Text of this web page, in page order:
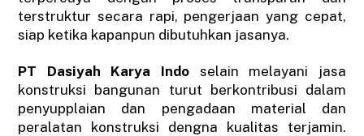
terstruktur secara rapi, pengerjaan yang cepat,
siap ketika kapanpun dibutuhkan jasanya.
PT Dasiyah Karya Indo selain melayani jasa
konstruksi bangunan turut berkontribusi dalam
penyupplaian dan pengadaan material dan
peralatan konstruksi dengna kualitas terjamin.